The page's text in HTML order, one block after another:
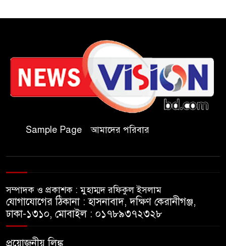
জামায়াত
কাল মহেশখালী দিয়ে শুরু
প্রধানমন্ত্রীর চট্টগ্রাম সফর
হল দখল করে অছাত্র ও সন্ত্রাসীদের
অভয়ারণ্য করা যাবে না-শিবির
মেসির বাবা না ফেরার দেশে
Sample Page আমাদের পরিবার
সম্পাদক ও প্রকাশক : মুহাম্মদ রফিকুল ইসলাম
যোগাযোগের ঠিকানা : হাসনাবাদ, দক্ষিণ কেরানীগঞ্জ,
ঢাকা-১৩১০, মোবাইল : ০১৭৮৯৩৭২৩২৮
প্রয়োজনীয় লিঙ্ক